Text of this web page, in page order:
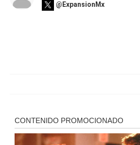
@ExpansionMx